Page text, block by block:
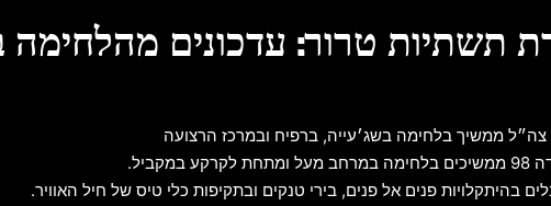
תשתיות טרור: עדכונים
ממשיך בלחימה בשג׳עייה, ברפיח ובמרכז הרצועה
פנים אל פנים, בירי טנקים ובתקיפות כלי טיס של חיל האוויר.